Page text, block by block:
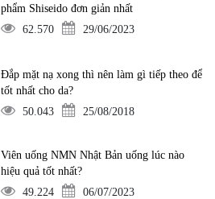
phẩm Shiseido đơn giản nhất
62.570
29/06/2023
Đắp mặt nạ xong thì nên làm gì tiếp theo để
tốt nhất cho da?
50.043
25/08/2018
Viên uống NMN Nhật Bản uống lúc nào
hiệu quả tốt nhất?
49.224
06/07/2023